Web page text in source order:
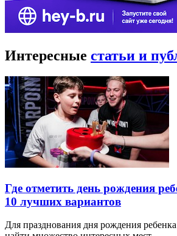
Интересные статьи и
Где отметить день рождения
10 лучших вариантов
Для празднования дня рождения